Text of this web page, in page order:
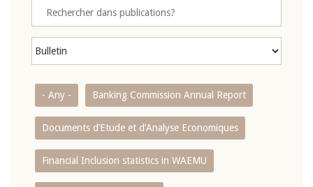
- Any - Banking Commission Annual Report
Documents d’Etude et d’Analyse Economiques
Financial Inclusion statistics in WAEMU